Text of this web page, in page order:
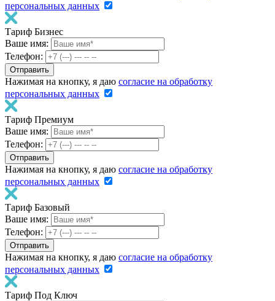
персональных данных
Тариф Бизнес
Ваше имя:
Телефон:
Нажимая на кнопку, я даю согласие на обработку
персональных данных
Тариф Премиум
Ваше имя:
Телефон:
Нажимая на кнопку, я даю согласие на обработку
персональных данных
Тариф Базовый
Ваше имя:
Телефон:
Нажимая на кнопку, я даю согласие на обработку
персональных данных
Тариф Под Ключ